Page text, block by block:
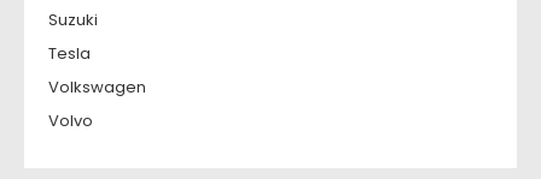
Suzuki
Tesla
Volkswagen
Volvo